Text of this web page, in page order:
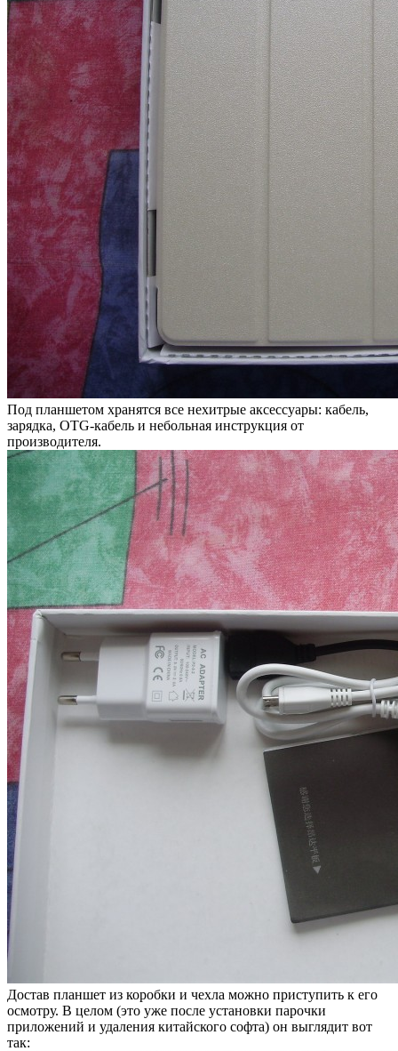
Под планшетом хранятся все нехитрые аксессуары: кабель,
зарядка, OTG-кабель и небольная инструкция от
производителя.
Достав планшет из коробки и чехла можно приступить к его
осмотру. В целом (это уже после установки парочки
приложений и удаления китайского софта) он выглядит вот
так: